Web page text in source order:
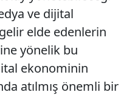
ve dijital
elde edenlerin
yönelik bu
ekonominin
atılmış önemli bir